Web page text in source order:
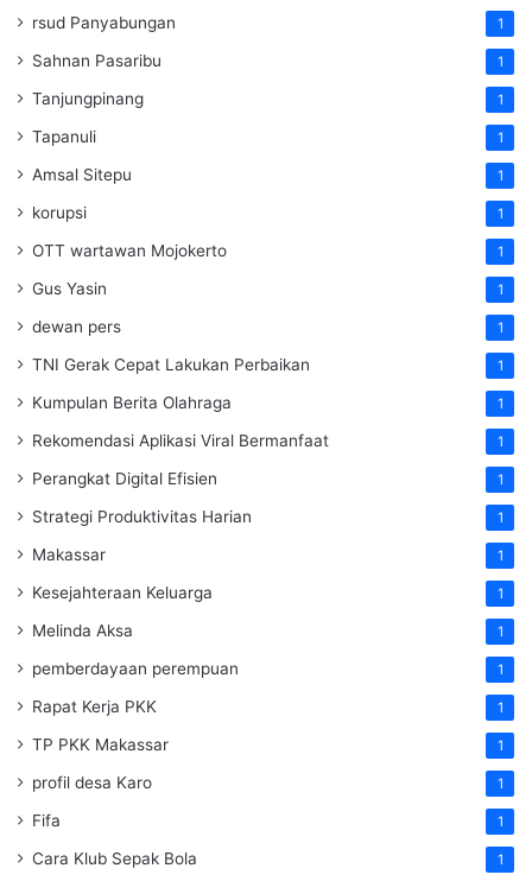
rsud Panyabungan 1
Sahnan Pasaribu 1
Tanjungpinang 1
Tapanuli 1
Amsal Sitepu 1
korupsi 1
OTT wartawan Mojokerto 1
Gus Yasin 1
dewan pers 1
TNI Gerak Cepat Lakukan Perbaikan 1
Kumpulan Berita Olahraga 1
Rekomendasi Aplikasi Viral Bermanfaat 1
Perangkat Digital Efisien 1
Strategi Produktivitas Harian 1
Makassar 1
Kesejahteraan Keluarga 1
Melinda Aksa 1
pemberdayaan perempuan 1
Rapat Kerja PKK 1
TP PKK Makassar 1
profil desa Karo 1
Fifa 1
Cara Klub Sepak Bola 1